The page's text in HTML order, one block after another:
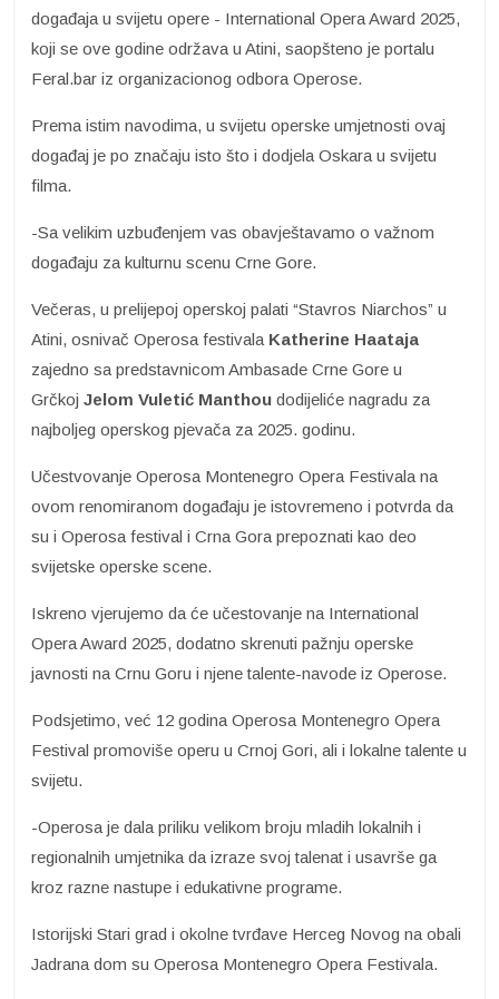
događaja u svijetu opere - International Opera Award 2025,
koji se ove godine održava u Atini, saopšteno je portalu
Feral.bar iz organizacionog odbora Operose.
Prema istim navodima, u svijetu operske umjetnosti ovaj
događaj je po značaju isto što i dodjela Oskara u svijetu
filma.
-Sa velikim uzbuđenjem vas obavještavamo o važnom
događaju za kulturnu scenu Crne Gore.
Večeras, u prelijepoj operskoj palati “Stavros Niarchos” u
Atini, osnivač Operosa festivala Katherine Haataja
zajedno sa predstavnicom Ambasade Crne Gore u
Grčkoj Jelom Vuletić Manthou dodijeliće nagradu za
najboljeg operskog pjevača za 2025. godinu.
Učestvovanje Operosa Montenegro Opera Festivala na
ovom renomiranom događaju je istovremeno i potvrda da
su i Operosa festival i Crna Gora prepoznati kao deo
svijetske operske scene.
Iskreno vjerujemo da će učestovanje na International
Opera Award 2025, dodatno skrenuti pažnju operske
javnosti na Crnu Goru i njene talente-navode iz Operose.
Podsjetimo, već 12 godina Operosa Montenegro Opera
Festival promoviše operu u Crnoj Gori, ali i lokalne talente u
svijetu.
-Operosa je dala priliku velikom broju mladih lokalnih i
regionalnih umjetnika da izraze svoj talenat i usavrše ga
kroz razne nastupe i edukativne programe.
Istorijski Stari grad i okolne tvrđave Herceg Novog na obali
Jadrana dom su Operosa Montenegro Opera Festivala.